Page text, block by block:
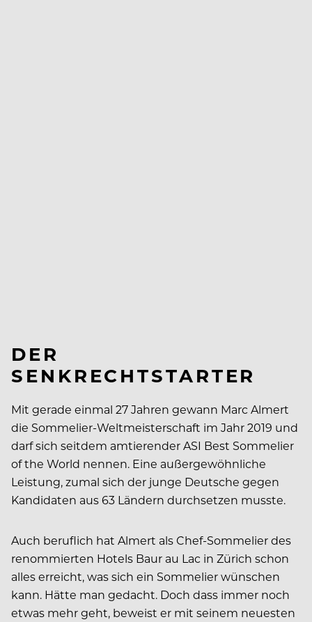
DER
SENKRECHTSTARTER
Mit gerade einmal 27 Jahren gewann Marc Almert
die Sommelier-Weltmeisterschaft im Jahr 2019 und
darf sich seitdem amtierender ASI Best Sommelier
of the World nennen. Eine außergewöhnliche
Leistung, zumal sich der junge Deutsche gegen
Kandidaten aus 63 Ländern durchsetzen musste.
Auch beruflich hat Almert als Chef-Sommelier des
renommierten Hotels Baur au Lac in Zürich schon
alles erreicht, was sich ein Sommelier wünschen
kann. Hätte man gedacht. Doch dass immer noch
etwas mehr geht, beweist er mit seinem neuesten